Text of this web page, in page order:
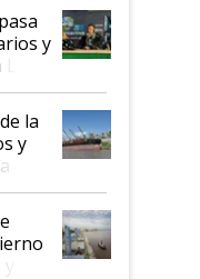
y
la
y